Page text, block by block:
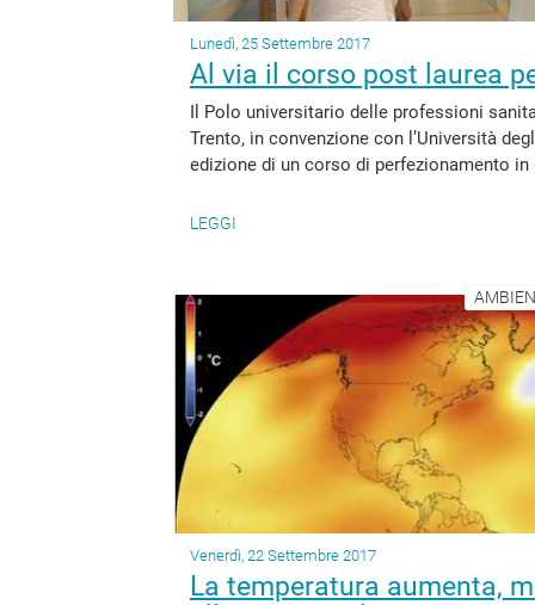
Lunedì, 25 Settembre 2017
Al via il corso post laurea
Il Polo universitario delle professioni
Trento, in convenzione con l’Università
edizione di un corso di perfezionamento
LEGGI
Venerdì, 22 Settembre 2017
La temperatura aumenta,